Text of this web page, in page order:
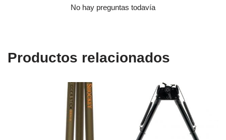
No hay preguntas todavía
Productos relacionados